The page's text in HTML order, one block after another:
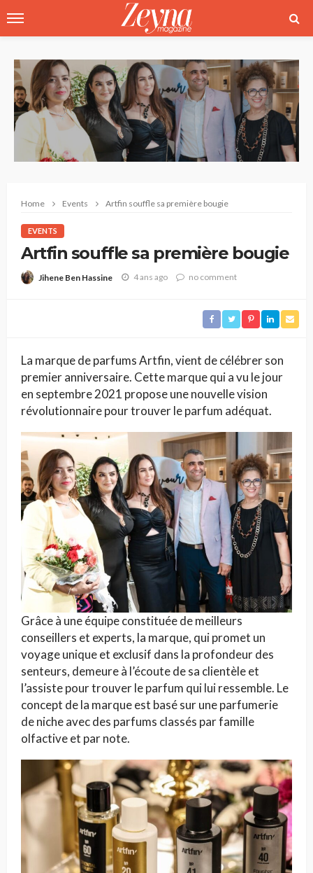
Home Events Artfin souffle sa première bougie
EVENTS
Artfin souffle sa première bougie
Jihene Ben Hassine 4 ans ago no comment
La marque de parfums Artfin, vient de célébrer son
premier anniversaire. Cette marque qui a vu le jour
en septembre 2021 propose une nouvelle vision
révolutionnaire pour trouver le parfum adéquat.
Grâce à une équipe constituée de meilleurs
conseillers et experts, la marque, qui promet un
voyage unique et exclusif dans la profondeur des
senteurs, demeure à l’écoute de sa clientèle et
l’assiste pour trouver le parfum qui lui ressemble. Le
concept de la marque est basé sur une parfumerie
de niche avec des parfums classés par famille
olfactive et par note.